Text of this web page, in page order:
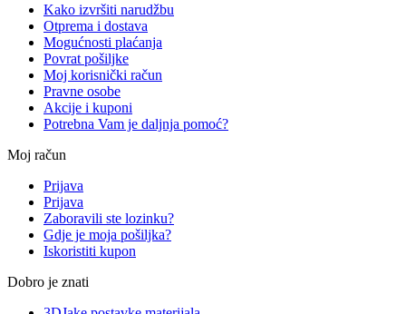
Kako izvršiti narudžbu
Otprema i dostava
Mogućnosti plaćanja
Povrat pošiljke
Moj korisnički račun
Pravne osobe
Akcije i kuponi
Potrebna Vam je daljnja pomoć?
Moj račun
Prijava
Prijava
Zaboravili ste lozinku?
Gdje je moja pošiljka?
Iskoristiti kupon
Dobro je znati